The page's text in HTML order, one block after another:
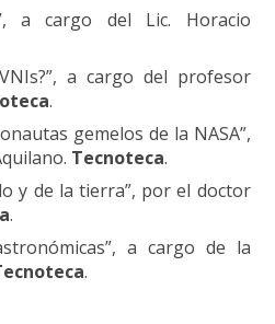
a cargo del Lic. Horacio
a cargo del profesor
.
gemelos de la NASA”,
Tecnoteca.
y de la tierra”, por el doctor
.
a cargo de la
.